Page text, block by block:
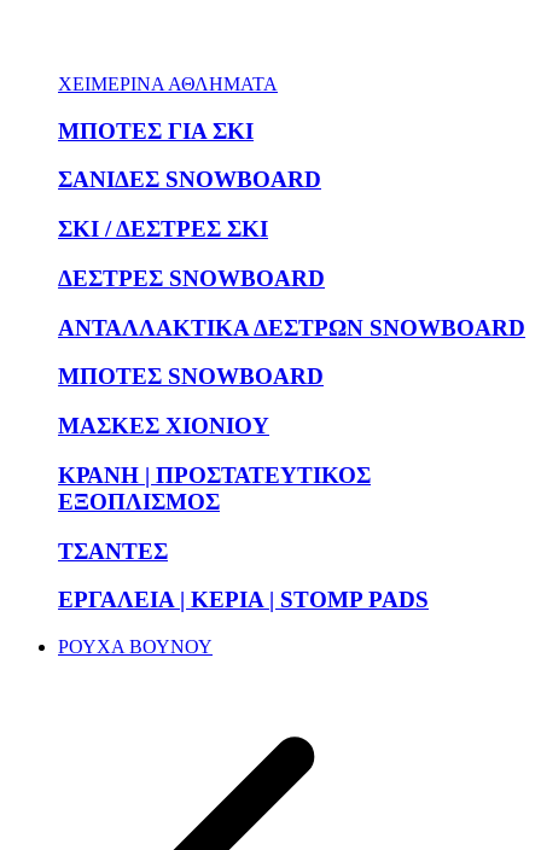
ΧΕΙΜΕΡΙΝΑ ΑΘΛΗΜΑΤΑ
ΜΠΟΤΕΣ ΓΙΑ ΣΚΙ
ΣΑΝΙΔΕΣ SNOWBOARD
ΣΚΙ / ΔΕΣΤΡΕΣ ΣΚΙ
ΔΕΣΤΡΕΣ SNOWBOARD
ΑΝΤΑΛΛΑΚΤΙΚΑ ΔΕΣΤΡΩΝ SNOWBOARD
ΜΠΟΤΕΣ SNOWBOARD
ΜΑΣΚΕΣ ΧΙΟΝΙΟΥ
ΚΡΑΝΗ | ΠΡΟΣΤΑΤΕΥΤΙΚΟΣ
ΕΞΟΠΛΙΣΜΟΣ
ΤΣΑΝΤΕΣ
ΕΡΓΑΛΕΙΑ | ΚΕΡΙΑ | STOMP PADS
ΡΟΥΧΑ ΒΟΥΝΟΥ